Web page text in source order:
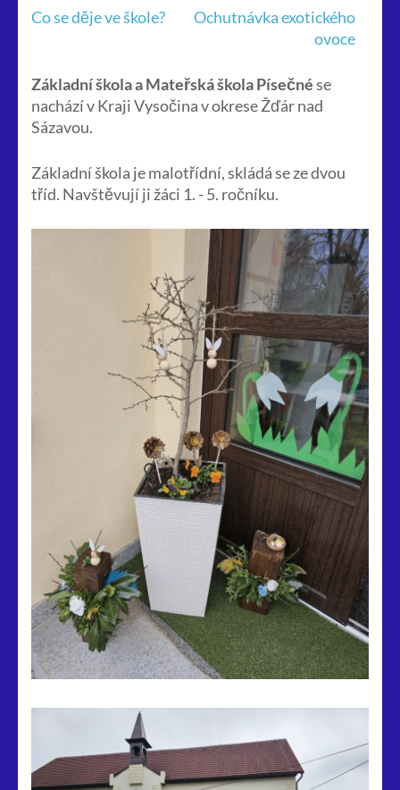
Navigace
Co se děje ve škole?
Ochutnávka exotického
ovoce
Základní škola a Mateřská škola Písečnése
nachází v Kraji Vysočina v okrese Žďár nad
Sázavou.
Základní škola je malotřídní, skládá se ze dvou
tříd. Navštěvují ji žáci 1. - 5. ročníku.